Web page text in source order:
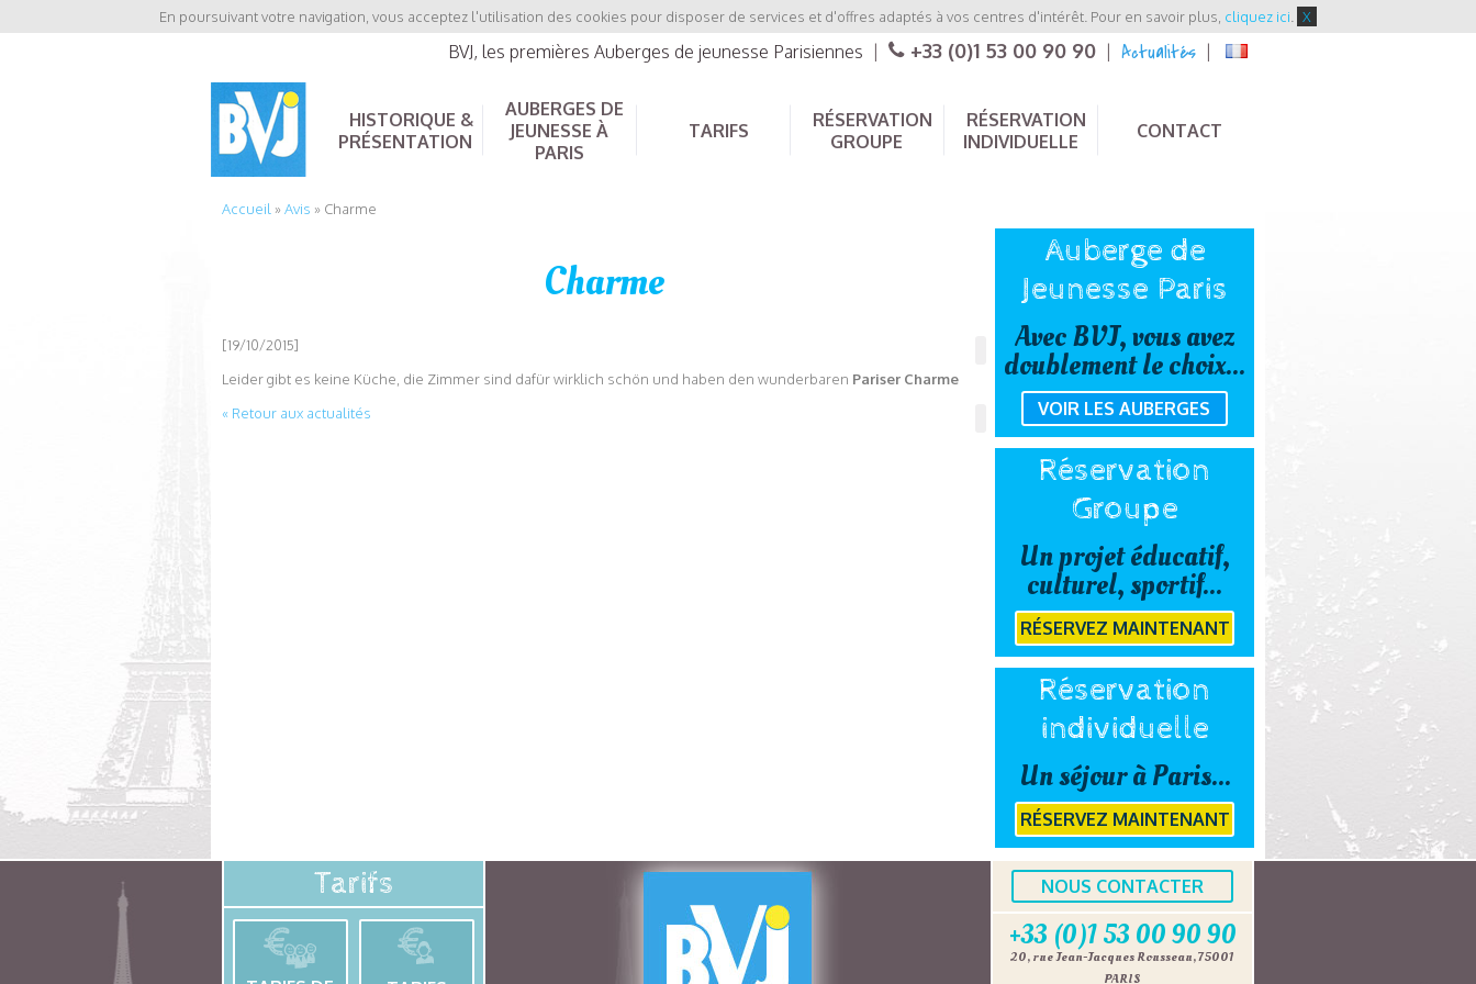
En poursuivant votre navigation, vous acceptez l'utilisation des cookies pour disposer de services et d'offres adaptés à vos centres d'intérêt. Pour en savoir plus, cliquez ici X
BVJ, les premières Auberges de jeunesse Parisiennes +33 (0)1 53 00 90 90 Actualités
HISTORIQUE &
PRÉSENTATION
AUBERGES DE
JEUNESSE À
PARIS
TARIFS
RÉSERVATION
GROUPE
RÉSERVATION
INDIVIDUELLE
CONTACT
Accueil »Avis » Charme
Charme
[19/10/2015]
Leider gibt es keine Küche, die Zimmer sind dafür wirklich schön und haben den wunderbaren Pariser Charme
« Retour aux actualités
Auberge de
Jeunesse Paris
Avec BVJ, vous avez
doublement le choix...
VOIR LES AUBERGES
Réservation
Groupe
Un projet éducatif,
culturel, sportif...
RÉSERVEZ MAINTENANT
Réservation
individuelle
Un séjour à Paris...
RÉSERVEZ MAINTENANT
Tarifs NOUS CONTACTER
+33 (0)1 53 00 90 90
20, rue Jean-Jacques Rousseau, 75001
PARIS